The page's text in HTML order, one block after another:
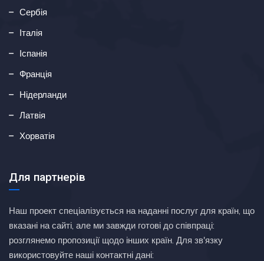
Сербія
Італія
Іспанія
Франція
Нідерланди
Латвія
Хорватія
Для партнерів
Наш проект спеціалізується на наданні послуг для країн, що
вказані на сайті, але ми завжди готові до співпраці:
розглянемо пропозиції щодо інших країн. Для зв'язку
використовуйте наші контактні дані: